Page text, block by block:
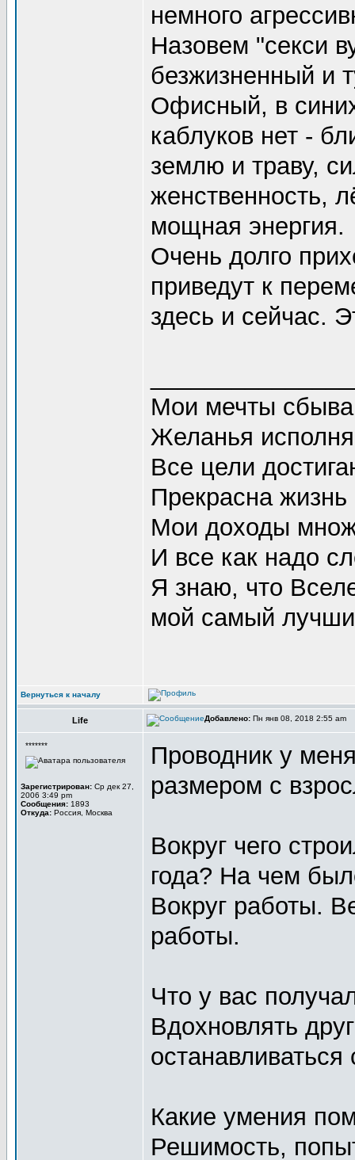
немного
Назовем "секси
безжизненный и
Офисный, в
каблуков нет -
землю и траву,
женственность,
мощная энергия.
Очень долго
приведут к
здесь и сейчас.
Мои мечты
Желанья
Все цели
Прекрасна жизнь
Мои доходы
И все как надо
Я знаю, что
мой самый
Вернуться к началу
Life Добавлено: Пн янв 08, 2018 2:55 am
*******
Зарегистрирован: Ср дек 27,
2006 3:49 pm
Сообщения: 1893
Откуда: Россия, Москва
Проводник у
размером с
Вокруг чего
года? На чем
Вокруг работы.
работы.
Что у вас
Вдохновлять
Какие умения
Решимость,